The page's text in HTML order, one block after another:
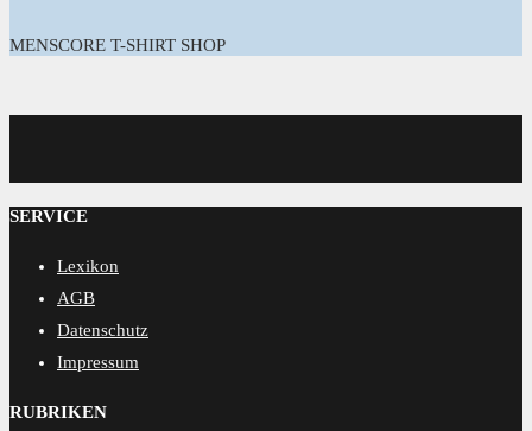
MENSCORE T-SHIRT SHOP
MENSCORE
SERVICE
Lexikon
AGB
Datenschutz
Impressum
RUBRIKEN